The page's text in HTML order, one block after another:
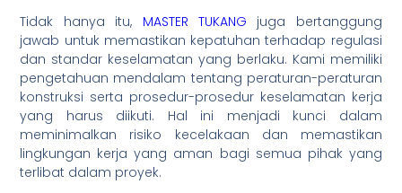
Tidak hanya itu, MASTER TUKANG juga bertanggung
jawab untuk memastikan kepatuhan terhadap regulasi
dan standar keselamatan yang berlaku. Kami memiliki
pengetahuan mendalam tentang peraturan-peraturan
konstruksi serta prosedur-prosedur keselamatan kerja
yang harus diikuti. Hal ini menjadi kunci dalam
meminimalkan risiko kecelakaan dan memastikan
lingkungan kerja yang aman bagi semua pihak yang
terlibat dalam proyek.